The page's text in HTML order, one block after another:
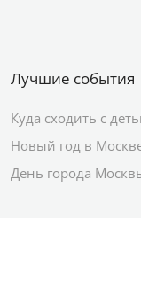
Лучшие события
Куда сходить с
Новый год в
День города